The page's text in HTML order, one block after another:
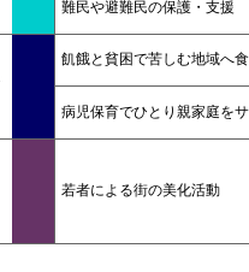
難民や避難民の保護・支援
飢餓と貧困で苦しむ地域へ
病児保育でひとり親家庭を
若者による街の美化活動